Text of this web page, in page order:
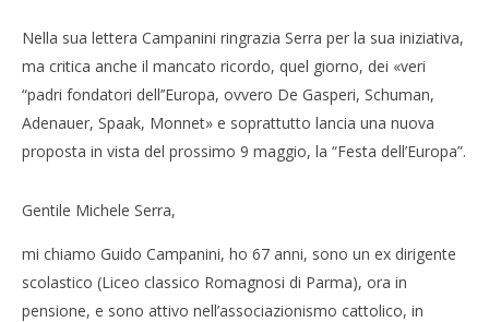
Nella sua lettera Campanini ringrazia Serra per la sua iniziativa,
ma critica anche il mancato ricordo, quel giorno, dei «veri
“padri fondatori dell’’Europa, ovvero De Gasperi, Schuman,
Adenauer, Spaak, Monnet» e soprattutto lancia una nuova
proposta in vista del prossimo 9 maggio, la “Festa dell’Europa”.
Gentile Michele Serra,
mi chiamo Guido Campanini, ho 67 anni, sono un ex dirigente
scolastico (Liceo classico Romagnosi di Parma), ora in
pensione, e sono attivo nell’associazionismo cattolico, in